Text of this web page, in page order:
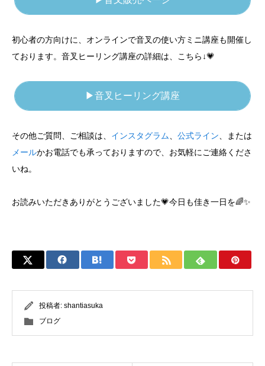
初心者の方向けに、オンラインで音叉の使い方ミニ講座も開催し
ております。音叉ヒーリング講座の詳細は、こちら↓💗
▶音叉ヒーリング講座
その他ご質問、ご相談は、 インスタグラム 公式ライン 、または
メールかお電話でも承っておりますので、お気軽にご連絡くださ
いね。
お読みいただきありがとうございました💗今日も佳き一日を🌈✨
投稿者: shantiasuka
ブログ